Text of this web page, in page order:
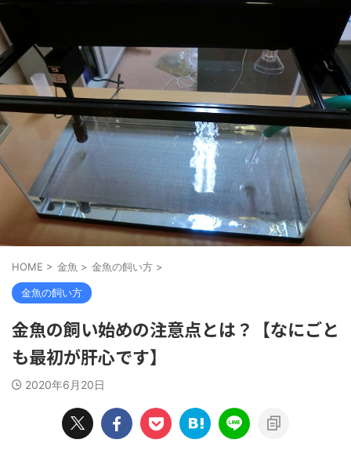
HOME > 金魚 > 金魚の飼い方 >
金魚の飼い方
金魚の飼い始めの注意点とは？【なにごと
も最初が肝心です】
2020年6月20日